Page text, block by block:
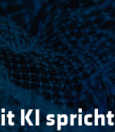
KI spricht